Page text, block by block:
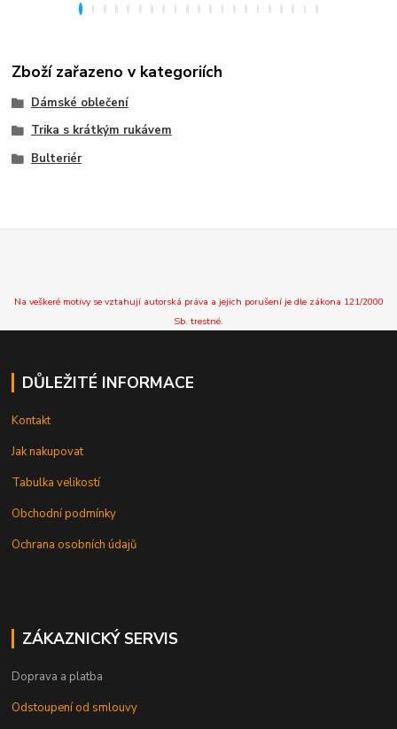
Zboží zařazeno v kategoriích
Dámské oblečení
Trika s krátkým rukávem
Bulteriér
Na veškeré motivy se vztahují autorská práva a jejich porušení je dle zákona 121/2000
Sb. trestné.
DŮLEŽITÉ INFORMACE
Kontakt
Jak nakupovat
Tabulka velikostí
Obchodní podmínky
Ochrana osobních údajů
ZÁKAZNICKÝ SERVIS
Doprava a platba
Odstoupení od smlouvy